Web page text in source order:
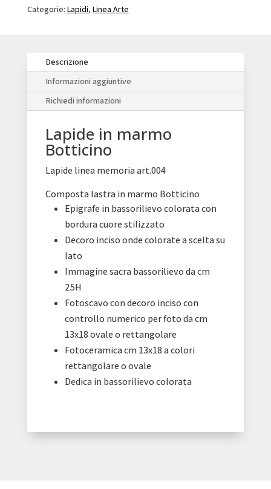
Categorie: Lapidi, Linea Arte
Descrizione
Informazioni aggiuntive
Richiedi informazioni
Lapide in marmo
Botticino
Lapide linea memoria art.004
Composta lastra in marmo Botticino
Epigrafe in bassorilievo colorata con
bordura cuore stilizzato
Decoro inciso onde colorate a scelta su
lato
Immagine sacra bassorilievo da cm
25H
Fotoscavo con decoro inciso con
controllo numerico per foto da cm
13x18 ovale o rettangolare
Fotoceramica cm 13x18 a colori
rettangolare o ovale
Dedica in bassorilievo colorata